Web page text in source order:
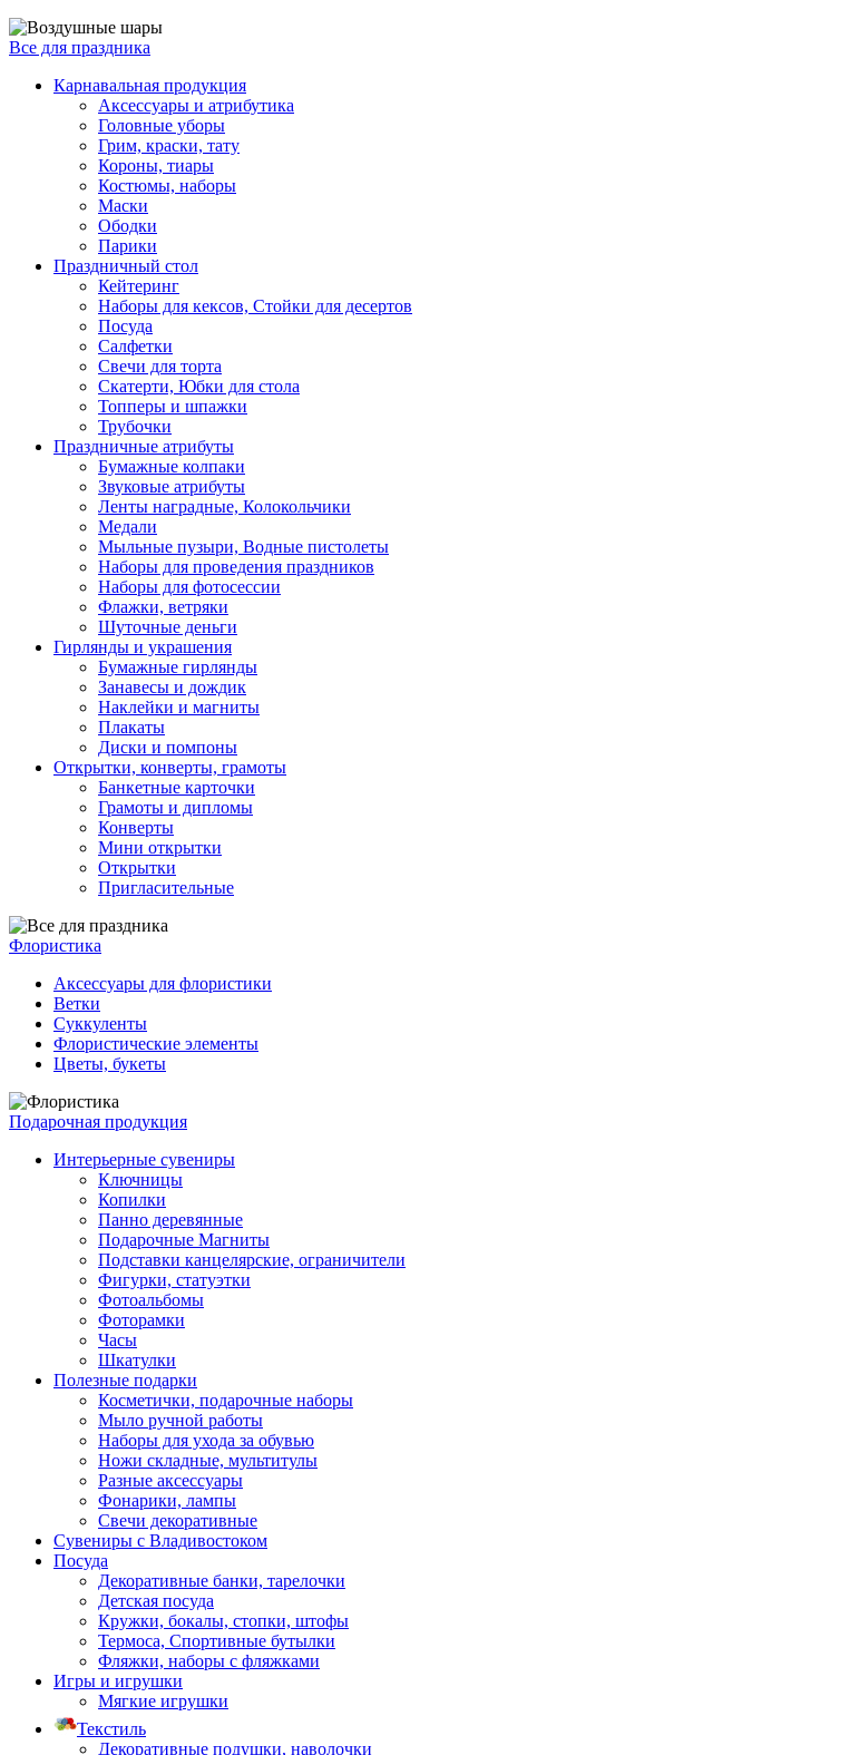
Все для праздника
Карнавальная продукция
Аксессуары и атрибутика
Головные уборы
Грим, краски, тату
Короны, тиары
Костюмы, наборы
Маски
Ободки
Парики
Праздничный стол
Кейтеринг
Наборы для кексов, Стойки для десертов
Посуда
Салфетки
Свечи для торта
Скатерти, Юбки для стола
Топперы и шпажки
Трубочки
Праздничные атрибуты
Бумажные колпаки
Звуковые атрибуты
Ленты наградные, Колокольчики
Медали
Мыльные пузыри, Водные пистолеты
Наборы для проведения праздников
Наборы для фотосессии
Флажки, ветряки
Шуточные деньги
Гирлянды и украшения
Бумажные гирлянды
Занавесы и дождик
Наклейки и магниты
Плакаты
Диски и помпоны
Открытки, конверты, грамоты
Банкетные карточки
Грамоты и дипломы
Конверты
Мини открытки
Открытки
Пригласительные
Флористика
Аксессуары для флористики
Ветки
Суккуленты
Флористические элементы
Цветы, букеты
Подарочная продукция
Интерьерные сувениры
Ключницы
Копилки
Панно деревянные
Подарочные Магниты
Подставки канцелярские, ограничители
Фигурки, статуэтки
Фотоальбомы
Фоторамки
Часы
Шкатулки
Полезные подарки
Косметички, подарочные наборы
Мыло ручной работы
Наборы для ухода за обувью
Ножи складные, мультитулы
Разные аксессуары
Фонарики, лампы
Свечи декоративные
Сувениры с Владивостоком
Посуда
Декоративные банки, тарелочки
Детская посуда
Кружки, бокалы, стопки, штофы
Термоса, Спортивные бутылки
Фляжки, наборы с фляжками
Игры и игрушки
Мягкие игрушки
Текстиль
Декоративные подушки, наволочки